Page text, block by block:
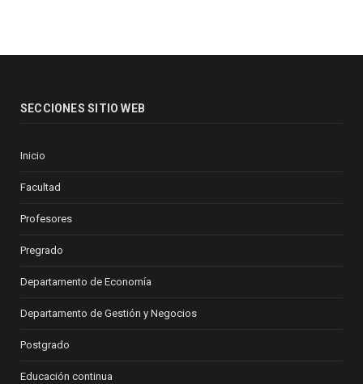
SECCIONES SITIO WEB
Inicio
Facultad
Profesores
Pregrado
Departamento de Economía
Departamento de Gestión y Negocios
Postgrado
Educación continua